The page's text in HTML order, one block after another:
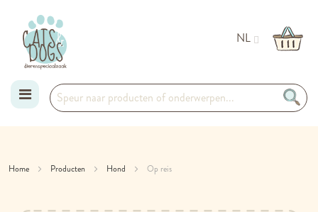
NL
Home Producten Hond Op reis